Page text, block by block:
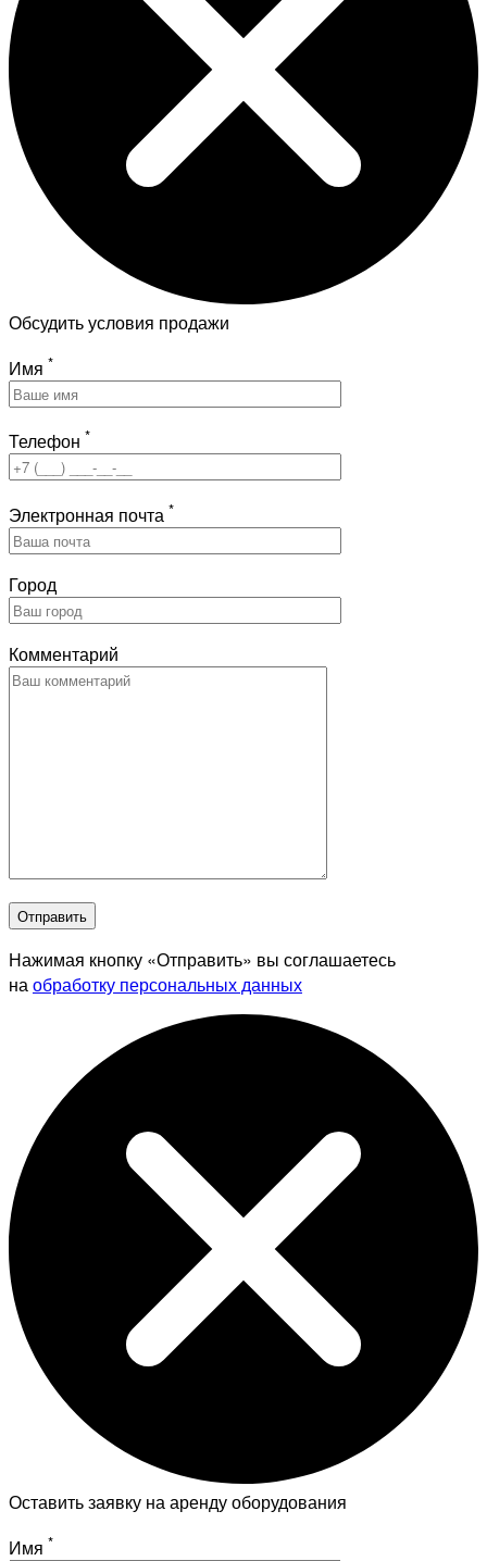
Обсудить условия продажи
Имя *
Телефон *
Электронная почта *
Город
Комментарий
Отправить
Нажимая кнопку «Отправить» вы соглашаетесь
наобработку персональных данных
Оставить заявку на аренду оборудования
Имя *